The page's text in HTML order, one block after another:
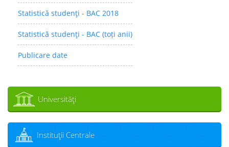
Statistică studenţi - BAC 2018
Statistică studenţi - BAC (toți anii)
Publicare date
Universităţi
Instituţii Centrale